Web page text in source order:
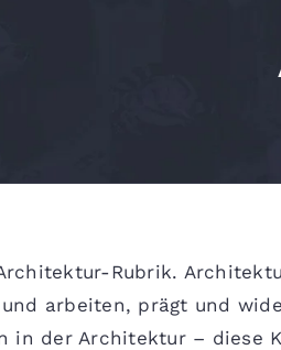
Rubrik.
arbeiten, prägt und
in der Architektur –